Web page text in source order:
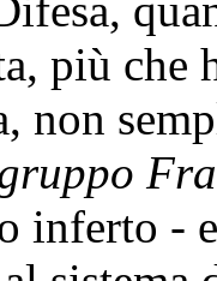
più che
non
inferto -